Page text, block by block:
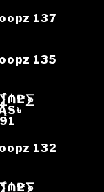
137
135
132